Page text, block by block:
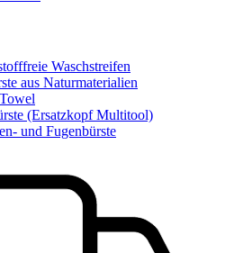
Waschstreifen
aus Naturmaterialien
(Ersatzkopf Multitool)
und Fugenbürste